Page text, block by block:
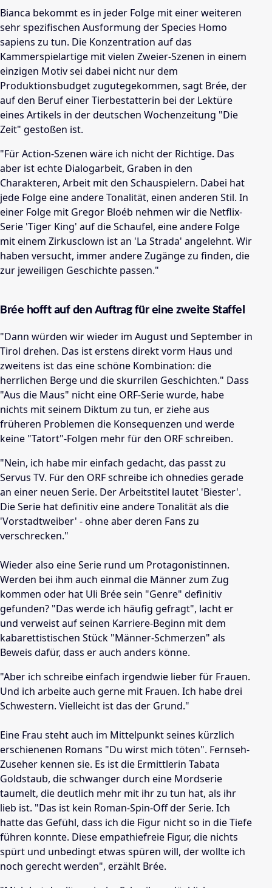
Bianca bekommt es in jeder Folge mit einer weiteren
sehr spezifischen Ausformung der Species Homo
sapiens zu tun. Die Konzentration auf das
Kammerspielartige mit vielen Zweier-Szenen in einem
einzigen Motiv sei dabei nicht nur dem
Produktionsbudget zugutegekommen, sagt Brée, der
auf den Beruf einer Tierbestatterin bei der Lektüre
eines Artikels in der deutschen Wochenzeitung "Die
Zeit" gestoßen ist.
"Für Action-Szenen wäre ich nicht der Richtige. Das
aber ist echte Dialogarbeit, Graben in den
Charakteren, Arbeit mit den Schauspielern. Dabei hat
jede Folge eine andere Tonalität, einen anderen Stil. In
einer Folge mit Gregor Bloéb nehmen wir die Netflix-
Serie 'Tiger King' auf die Schaufel, eine andere Folge
mit einem Zirkusclown ist an 'La Strada' angelehnt. Wir
haben versucht, immer andere Zugänge zu finden, die
zur jeweiligen Geschichte passen."
Brée hofft auf den Auftrag für eine zweite Staffel
"Dann würden wir wieder im August und September in
Tirol drehen. Das ist erstens direkt vorm Haus und
zweitens ist das eine schöne Kombination: die
herrlichen Berge und die skurrilen Geschichten." Dass
"Aus die Maus" nicht eine ORF-Serie wurde, habe
nichts mit seinem Diktum zu tun, er ziehe aus
früheren Problemen die Konsequenzen und werde
keine "Tatort"-Folgen mehr für den ORF schreiben.
"Nein, ich habe mir einfach gedacht, das passt zu
Servus TV. Für den ORF schreibe ich ohnedies gerade
an einer neuen Serie. Der Arbeitstitel lautet 'Biester'.
Die Serie hat definitiv eine andere Tonalität als die
'Vorstadtweiber' - ohne aber deren Fans zu
verschrecken."
Wieder also eine Serie rund um Protagonistinnen.
Werden bei ihm auch einmal die Männer zum Zug
kommen oder hat Uli Brée sein "Genre" definitiv
gefunden? "Das werde ich häufig gefragt", lacht er
und verweist auf seinen Karriere-Beginn mit dem
kabarettistischen Stück "Männer-Schmerzen" als
Beweis dafür, dass er auch anders könne.
"Aber ich schreibe einfach irgendwie lieber für Frauen.
Und ich arbeite auch gerne mit Frauen. Ich habe drei
Schwestern. Vielleicht ist das der Grund."
Eine Frau steht auch im Mittelpunkt seines kürzlich
erschienenen Romans "Du wirst mich töten". Fernseh-
Zuseher kennen sie. Es ist die Ermittlerin Tabata
Goldstaub, die schwanger durch eine Mordserie
taumelt, die deutlich mehr mit ihr zu tun hat, als ihr
lieb ist. "Das ist kein Roman-Spin-Off der Serie. Ich
hatte das Gefühl, dass ich die Figur nicht so in die Tiefe
führen konnte. Diese empathiefreie Figur, die nichts
spürt und unbedingt etwas spüren will, der wollte ich
noch gerecht werden", erzählt Brée.